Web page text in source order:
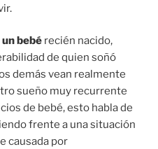
bebé recién nacido,
de quien soñó
demás vean realmente
sueño muy recurrente
de bebé, esto habla de
frente a una situación
causada por